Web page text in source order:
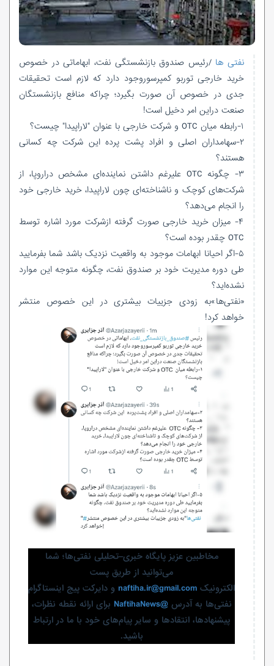
نفتی ها/رئیس صندوق بازنشستگی نفت، ابهاماتی در خصوص
خرید خارجی توربو کمپرسوروجود دارد که لازم است تحقیقات
جدی در خصوص آن صورت بگیرد؛ چراکه منافع بازنشستگان
صنعت دراین امر دخیل است!
۱-رابطه میان OTC و شرکت خارجی با عنوان "لاراپیدا" چیست؟
۲-سهامداران اصلی و افراد پشت پرده این شرکت چه کسانی
هستند؟
۳- چگونه OTC علیرغم داشتن نماینده‌ای مشخص دراروپا، از
شرکت‌های کوچک و ناشناخته‌ای چون لاراپیدا، خرید خارجی خود
را انجام می‌دهد؟
۴- میزان خرید خارجی صورت گرفته ازشرکت مورد اشاره توسط
OTC چقدر بوده است؟
۵-اگر احیانا ابهامات موجود به واقعیت نزدیک باشد شما بفرمایید
طی دوره مدیریت خود بر صندوق نفت، چگونه متوجه این موارد
نشده‌اید؟
«نفتی‌ها»به زودی جزییات بیشتری در این خصوص منتشر
خواهد کرد!
مخاطبین عزیز پایگاه خبری–تحلیلی نفتی‌ها؛ شما
می‌توانید از طریق پست
الکترونیک naftiha.ir@gmail.com و دایرکت پیج اینستاگرام
نفتی‌ها به آدرس@NaftihaNews
برای ارائه نقطه نظرات،
پیشنهادها، انتقادها و سایر پیام‌های خود با ما در ارتباط
باشید.